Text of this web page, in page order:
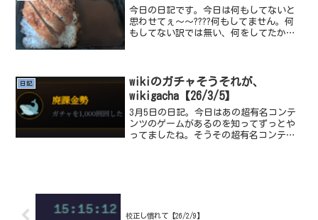
今日の日記です。今日は何もしてないと
思わせてぇ〜〜????何もしてません。何
もしてない訳では無い、何をしてたか考
か｢追いかける｣って...
日記
wikiのガチャそうそれが、
wikigacha【26/3/5】
3月5日の日記。今日はあの超有名コンテ
ンツのゲームがあるのを知ってずっとや
ってましたね。そうその超有名コンテン
校正し慣れて【26/2/9】